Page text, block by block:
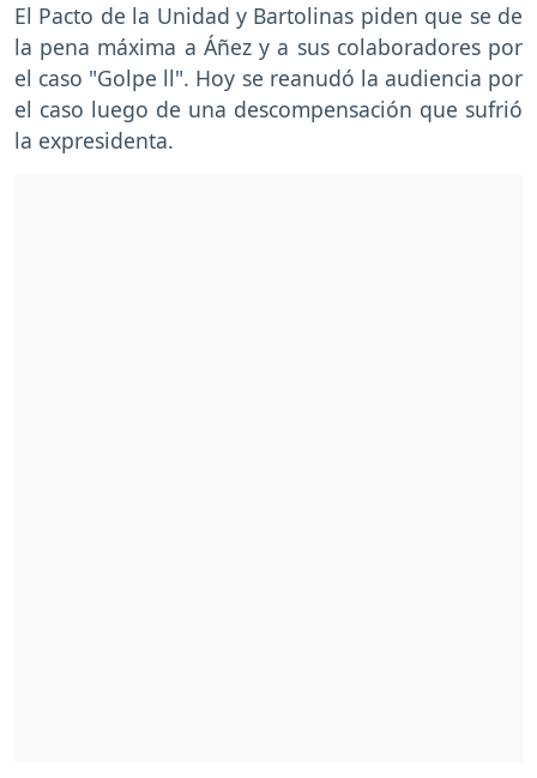
El Pacto de la Unidad y Bartolinas piden que se de
la pena máxima a Áñez y a sus colaboradores por
el caso "Golpe ll". Hoy se reanudó la audiencia por
el caso luego de una descompensación que sufrió
la expresidenta.